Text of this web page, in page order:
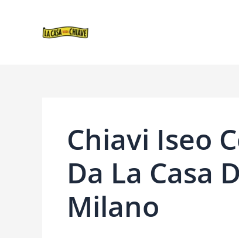
CONTENUTO
Chiavi Iseo
Da La Casa
Milano